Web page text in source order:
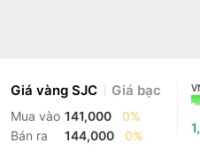
Giá vàng SJC Giá bạc
Mua vào 141,000
0%
Bán ra
144,000 0%